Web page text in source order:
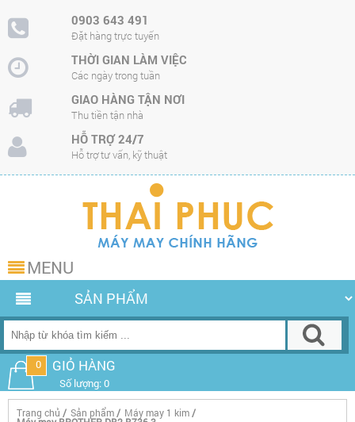
0903 643 491
Đặt hàng trực tuyến
THỜI GIAN LÀM VIỆC
Các ngày trong tuần
GIAO HÀNG TẬN NƠI
Thu tiền tận nhà
HỖ TRỢ 24/7
Hỗ trợ tư vấn, kỹ thuật
MENU
0 GIỎ HÀNG
Số lượng: 0
Trang chủ / Sản phẩm / Máy may 1 kim /